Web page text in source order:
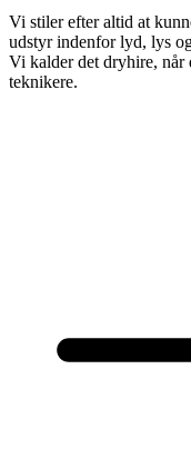
Vi stiler efter altid at
udstyr indenfor lyd, lys
Vi kalder det dryhire, når
teknikere.